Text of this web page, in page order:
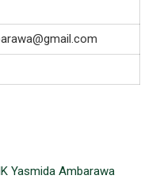
Yasmida Ambarawa